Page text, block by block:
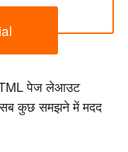
पेज लेआउट
कुछ समझने में मदद